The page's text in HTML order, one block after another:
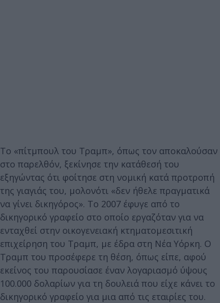
Το «πίτμπουλ του Τραμπ», όπως τον αποκαλούσαν
στο παρελθόν, ξεκίνησε την κατάθεσή του
εξηγώντας ότι φοίτησε στη νομική κατά προτροπή
της γιαγιάς του, μολονότι «δεν ήθελε πραγματικά
να γίνει δικηγόρος». Το 2007 έφυγε από το
δικηγορικό γραφείο στο οποίο εργαζόταν για να
ενταχθεί στην οικογενειακή κτηματομεσιτική
επιχείρηση του Τραμπ, με έδρα στη Νέα Υόρκη. Ο
Τραμπ του προσέφερε τη θέση, όπως είπε, αφού
εκείνος του παρουσίασε έναν λογαριασμό ύψους
100.000 δολαρίων για τη δουλειά που είχε κάνει το
δικηγορικό γραφείο για μια από τις εταιρίες του.